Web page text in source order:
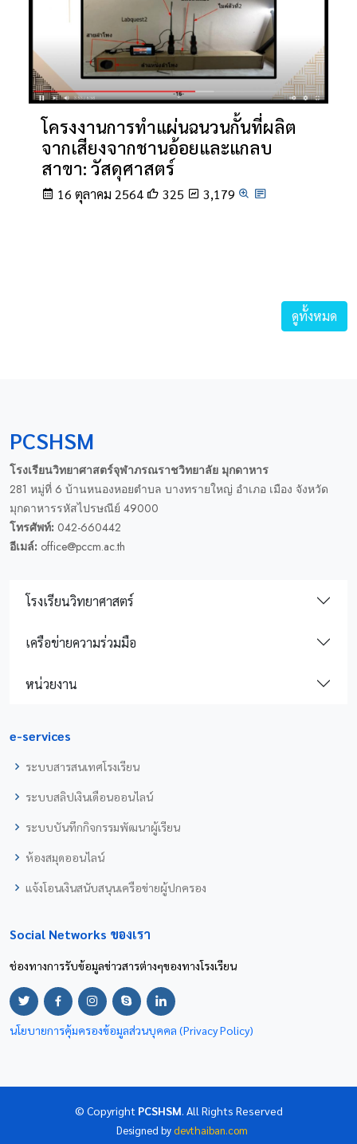
โครงงานการทำแผ่นฉนวนกั้นที่ผลิต
จากเสียงจากชานอ้อยและแกลบ
สาขา: วัสดุศาสตร์
16 ตุลาคม 2564 325 3,179
ดูทั้งหมด
PCSHSM
โรงเรียนวิทยาศาสตร์จุฬาภรณราชวิทยาลัย มุกดาหาร
281 หมู่ที่ 6 บ้านหนองหอยตำบล บางทรายใหญ่ อำเภอ เมือง จังหวัด
มุกดาหารรหัสไปรษณีย์ 49000
โทรศัพท์: 042-660442
อีเมล์: office@pccm.ac.th
โรงเรียนวิทยาศาสตร์
เครือข่ายความร่วมมือ
หน่วยงาน
e-services
ระบบสารสนเทศโรงเรียน
ระบบสลิปเงินเดือนออนไลน์
ระบบบันทึกกิจกรรมพัฒนาผู้เรียน
ห้องสมุดออนไลน์
แจ้งโอนเงินสนับสนุนเครือข่ายผู้ปกครอง
Social Networks ของเรา
ช่องทางการรับข้อมูลข่าวสารต่างๆของทางโรงเรียน
นโยบายการคุ้มครองข้อมูลส่วนบุคคล (Privacy Policy)
© Copyright PCSHSM. All Rights Reserved
Designed bydevthaiban.com